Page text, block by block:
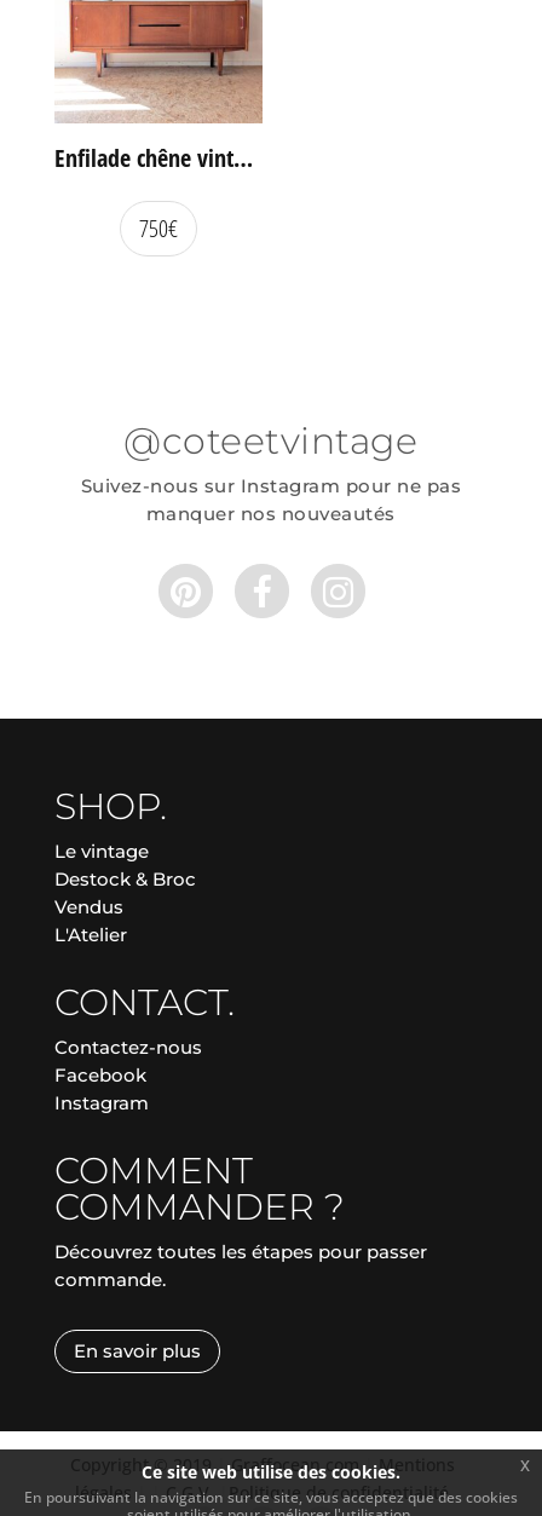
Enfilade chêne vintage portes coulissantes
750€
@coteetvintage
Suivez-nous sur Instagram pour ne pas
manquer nos nouveautés
SHOP.
Le vintage
Destock & Broc
Vendus
L'Atelier
CONTACT.
Contactez-nous
Facebook
Instagram
COMMENT
COMMANDER ?
Découvrez toutes les étapes pour passer
commande.
En savoir plus
Copyright © 2019| Graffocean.com | Mentions
légales | | C.G.V. |Politique de confidentialité
Ce site web utilise des cookies.
En poursuivant la navigation sur ce site, vous acceptez que des cookies
x